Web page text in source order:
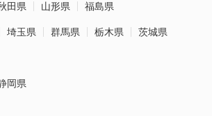
田県 山形県 福島県
埼玉県 群馬県 栃木県 茨城県
岡県